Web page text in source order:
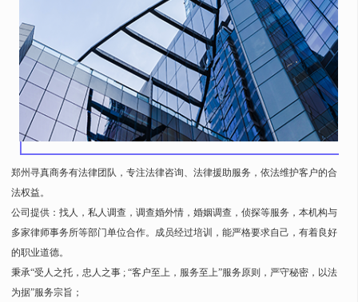
郑州寻真商务有法律团队，专注法律咨询、法律援助服务，依法维护客户的合
法权益。
公司提供：找人，私人调查，调查婚外情，婚姻调查，侦探等服务，本机构与
多家律师事务所等部门单位合作。成员经过培训，能严格要求自己，有着良好
的职业道德。
秉承“受人之托，忠人之事 ; “客户至上，服务至上”服务原则，严守秘密，以法
为据”服务宗旨；